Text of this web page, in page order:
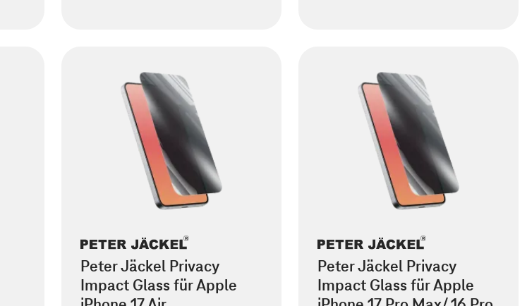
Peter Jäckel Privacy
Impact Glass für Apple
Peter Jäckel Privacy
Impact Glass für Apple